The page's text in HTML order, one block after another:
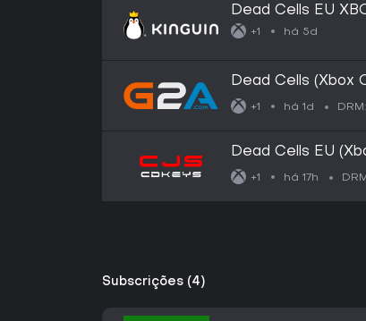
Dead Cells EU
+1 há 5d
Dead Cells (Xbox
+1 há 1d DRM:
Dead Cells EU
+1 há 17h
Subscrições (4)